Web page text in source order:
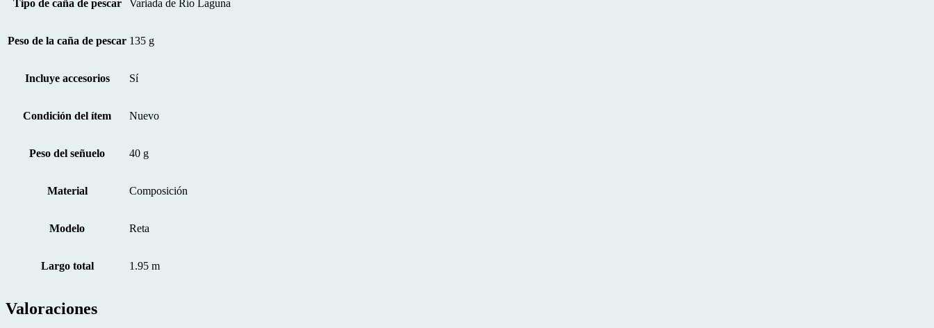
Tipo de caña de pescar Variada de Río Laguna
Peso de la caña de pescar 135 g
Incluye accesorios Sí
Condición del ítem Nuevo
Peso del señuelo 40 g
Material Composición
Modelo Reta
Largo total 1.95 m
Valoraciones